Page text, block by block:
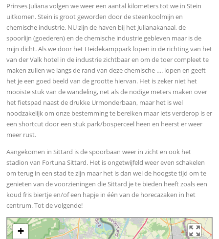
Prinses Juliana volgen we weer een aantal kilometers tot we in Stein
uitkomen. Stein is groot geworden door de steenkoolmijn en
chemische industrie. NU zijn de haven bij het Julianakanaal, de
spoorlijn (goederen) en de chemische industrie gebleven maar is de
mijn dicht. Als we door het Heidekamppark lopen in de richting van het
van der Valk hotel in de industrie zichtbaar en om de toer compleet te
maken zullen we langs de rand van deze chemische …. lopen en geeft
het je een goed beeld van de grootte hiervan. Het is zeker niet het
mooiste stuk van de wandeling, net als de nodige meters maken over
het fietspad naast de drukke Urmonderbaan, maar het is wel
noodzakelijk om onze bestemming te bereiken maar iets verderop is er
een shortcut door een stuk park/bosperceel heen en heerst er weer
meer rust.
Aangekomen in Sittard is de spoorbaan weer in zicht en ook het
stadion van Fortuna Sittard. Het is ongetwijfeld weer even schakelen
om terug in een stad te zijn maar het is dan wel de hoogste tijd om te
genieten van de voorzieningen die Sittard je te bieden heeft zoals een
koud fris biertje en/of een hapje in één van de horecazaken in het
centrum. Tot de volgende!
+